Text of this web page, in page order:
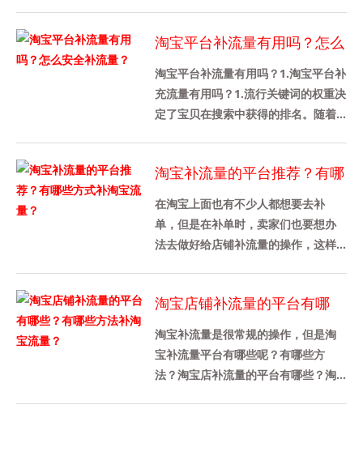
淘宝平台补流量有用吗？怎么
安全补流量？
淘宝平台补流量有用吗？1.淘宝平台补
充流量有用吗？1.流行关键词的权重决
定了宝贝在搜索中获得的排名。随着
淘宝补流量的平台推荐？有哪
些方式补淘宝流量？
在淘宝上面也有不少人都想要去补
单，但是在补单时，卖家们也要想办
法去做好给店铺补流量的操作，这样
补......
淘宝店铺补流量的平台有哪
些？有哪些方法补淘宝流量？
淘宝补流量是很常规的操作，但是淘
宝补流量平台有哪些呢？有哪些方
法？淘宝店补流量的平台有哪些？淘